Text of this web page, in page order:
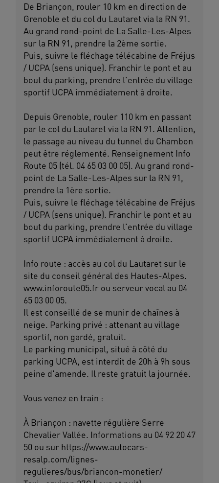
De Briançon, rouler 10 km en direction de
Grenoble et du col du Lautaret via la RN 91.
Au grand rond-point de La Salle-Les-Alpes
sur la RN 91, prendre la 2ème sortie.
Puis, suivre le fléchage télécabine de Fréjus
/ UCPA (sens unique). Franchir le pont et au
bout du parking, prendre l'entrée du village
sportif UCPA immédiatement à droite.
Depuis Grenoble, rouler 110 km en passant
par le col du Lautaret via la RN 91. Attention,
le passage au niveau du tunnel du Chambon
peut être réglementé. Renseignement Info
Route 05 (tél. 04 65 03 00 05). Au grand rond-
point de La Salle-Les-Alpes sur la RN 91,
prendre la 1ère sortie.
Puis, suivre le fléchage télécabine de Fréjus
/ UCPA (sens unique). Franchir le pont et au
bout du parking, prendre l'entrée du village
sportif UCPA immédiatement à droite.
Info route : accès au col du Lautaret sur le
site du conseil général des Hautes-Alpes.
www.inforoute05.fr ou serveur vocal au 04
65 03 00 05.
Il est conseillé de se munir de chaînes à
neige. Parking privé : attenant au village
sportif, non gardé, gratuit.
Le parking municipal, situé à côté du
parking UCPA, est interdit de 20h à 9h sous
peine d'amende. Il reste gratuit la journée.
Vous venez en train :
À Briançon : navette régulière Serre
Chevalier Vallée. Informations au 04 92 20 47
50 ou sur https://www.autocars-
resalp.com/lignes-
regulieres/bus/briancon-monetier/